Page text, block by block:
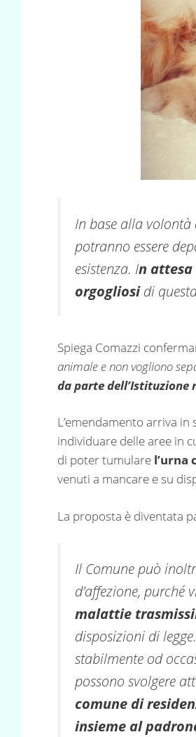
In base alla
potranno essere
esistenza. In attesa
orgogliosidi
Spiega Comazzi
animale e non vogliono
da parte dell’Istituzione
L’emendamento arriva
individuare delle aree in
di poter tumulare l’urna
venuti a mancare e su
La proposta è diventata
Il Comune può
d’affezione, purché
malattie
disposizioni di
stabilmente od
possono svolgere
comune di
insieme al